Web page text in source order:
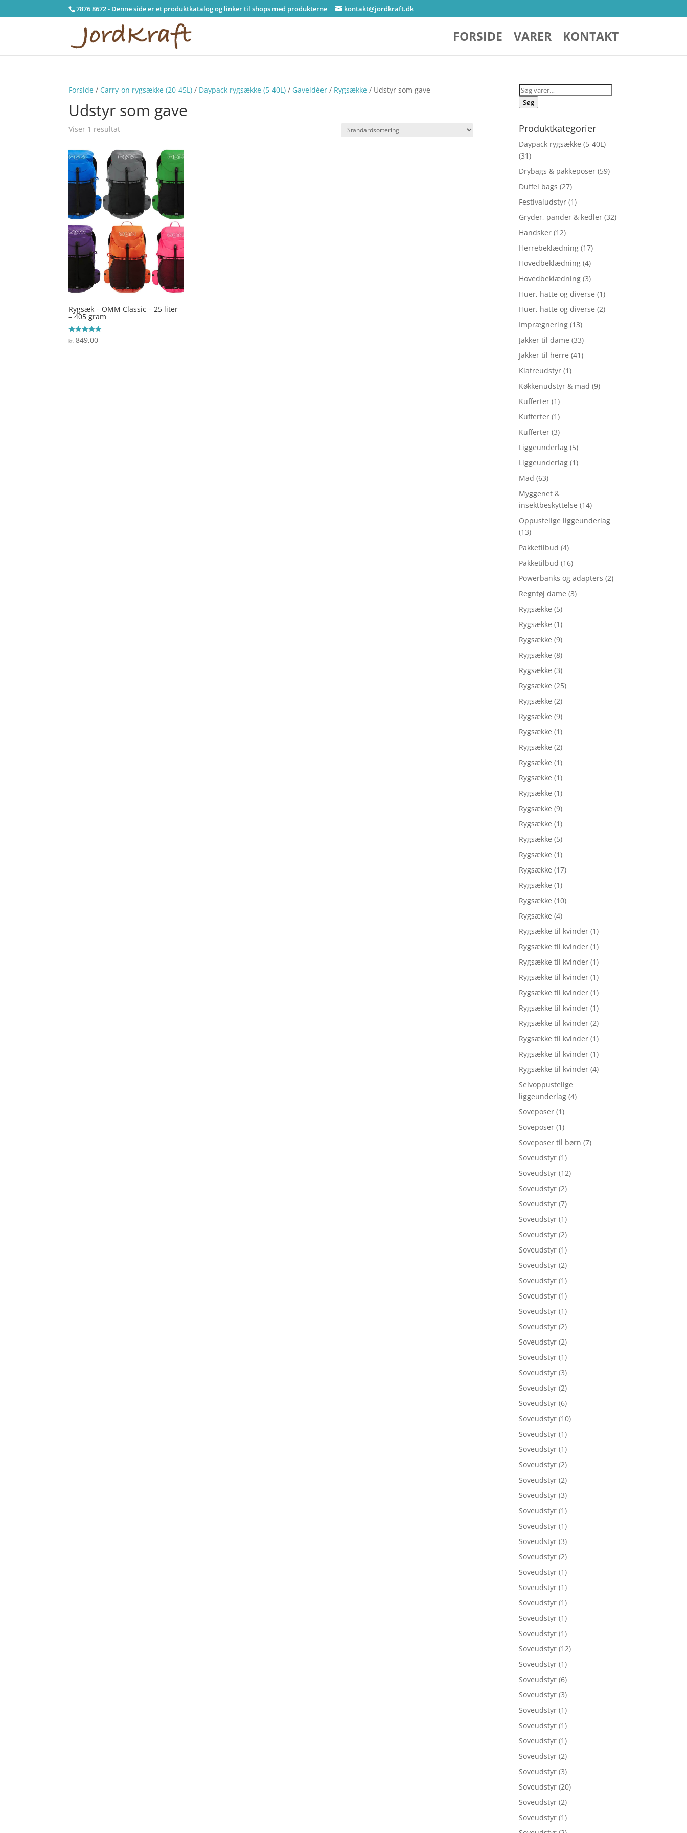
7876 8672 - Denne side er et produktkatalog og linker til shops med produkterne kontakt@jordkraft.dk
FORSIDE VARER KONTAKT
Forside / Carry-on rygsække (20-45L) / Daypack rygsække (5-40L) / Gaveidéer / Rygsække / Udstyr som gave
Udstyr som gave
Viser 1 resultat
Rygsæk – OMM Classic – 25 liter
– 405 gram
Vurderet
5
kr. 849,00
Søg
efter:
Søg
Produktkategorier
Daypack rygsække (5-40L)
(31)
Drybags & pakkeposer (59)
Duffel bags (27)
Festivaludstyr (1)
Gryder, pander & kedler (32)
Handsker (12)
Herrebeklædning (17)
Hovedbeklædning (4)
Hovedbeklædning (3)
Huer, hatte og diverse (1)
Huer, hatte og diverse (2)
Imprægnering (13)
Jakker til dame (33)
Jakker til herre (41)
Klatreudstyr (1)
Køkkenudstyr & mad (9)
Kufferter (1)
Kufferter (1)
Kufferter (3)
Liggeunderlag (5)
Liggeunderlag (1)
Mad (63)
Myggenet &
insektbeskyttelse (14)
Oppustelige liggeunderlag
(13)
Pakketilbud (4)
Pakketilbud (16)
Powerbanks og adapters (2)
Regntøj dame (3)
Rygsække (5)
Rygsække (1)
Rygsække (9)
Rygsække (8)
Rygsække (3)
Rygsække (25)
Rygsække (2)
Rygsække (9)
Rygsække (1)
Rygsække (2)
Rygsække (1)
Rygsække (1)
Rygsække (1)
Rygsække (9)
Rygsække (1)
Rygsække (5)
Rygsække (1)
Rygsække (17)
Rygsække (1)
Rygsække (10)
Rygsække (4)
Rygsække til kvinder (1)
Rygsække til kvinder (1)
Rygsække til kvinder (1)
Rygsække til kvinder (1)
Rygsække til kvinder (1)
Rygsække til kvinder (1)
Rygsække til kvinder (2)
Rygsække til kvinder (1)
Rygsække til kvinder (1)
Rygsække til kvinder (4)
Selvoppustelige
liggeunderlag (4)
Soveposer (1)
Soveposer (1)
Soveposer til børn (7)
Soveudstyr (1)
Soveudstyr (12)
Soveudstyr (2)
Soveudstyr (7)
Soveudstyr (1)
Soveudstyr (2)
Soveudstyr (1)
Soveudstyr (2)
Soveudstyr (1)
Soveudstyr (1)
Soveudstyr (1)
Soveudstyr (2)
Soveudstyr (2)
Soveudstyr (1)
Soveudstyr (3)
Soveudstyr (2)
Soveudstyr (6)
Soveudstyr (10)
Soveudstyr (1)
Soveudstyr (1)
Soveudstyr (2)
Soveudstyr (2)
Soveudstyr (3)
Soveudstyr (1)
Soveudstyr (1)
Soveudstyr (3)
Soveudstyr (2)
Soveudstyr (1)
Soveudstyr (1)
Soveudstyr (1)
Soveudstyr (1)
Soveudstyr (1)
Soveudstyr (12)
Soveudstyr (1)
Soveudstyr (6)
Soveudstyr (3)
Soveudstyr (1)
Soveudstyr (1)
Soveudstyr (1)
Soveudstyr (2)
Soveudstyr (3)
Soveudstyr (20)
Soveudstyr (2)
Soveudstyr (1)